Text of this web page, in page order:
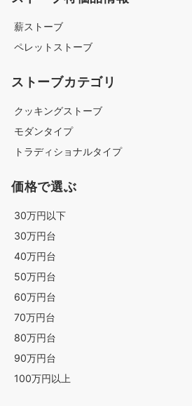
薪ストーブ
ペレットストーブ
ストーブカテゴリ
クッキングストーブ
モダンタイプ
トラディショナルタイプ
価格で選ぶ
30万円以下
30万円台
40万円台
50万円台
60万円台
70万円台
80万円台
90万円台
100万円以上